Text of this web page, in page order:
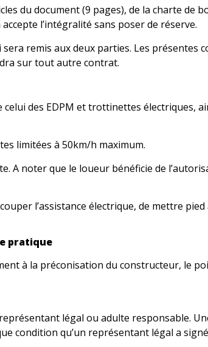
du document (9 pages), de la charte de
l’intégralité sans poser de réserve.
sera remis aux deux parties. Les présentes
sur tout autre contrat.
des EDPM et trottinettes électriques,
limitées à 50km/h maximum.
A noter que le loueur bénéficie de
l’assistance électrique, de mettre pied
pratique
à la préconisation du constructeur, le
légal ou adulte responsable.
condition qu’un représentant légal a